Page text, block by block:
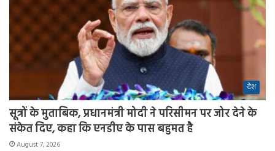
देश
सूत्रों के मुताबिक, प्रधानमंत्री मोदी ने परिसीमन पर जोर देने के
संकेत दिए, कहा कि एनडीए के पास बहुमत है
August 7, 2026